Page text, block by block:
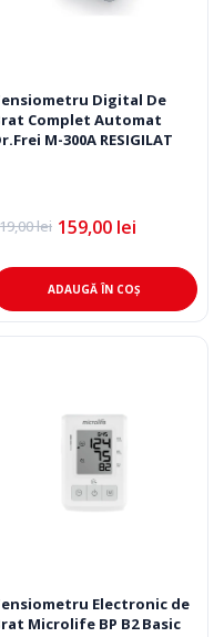
Digital De
Complet Automat
M-300A RESIGILAT
lei
lei.
159,00 lei
lei.
ADAUGĂ ÎN COȘ
Electronic de
Microlife BP B2 Basic